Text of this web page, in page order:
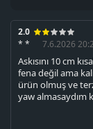
2.0
* *
7.6.2026
Askısını 10 cm
fena değil ama
ürün olmuş ve
yaw almasaydım